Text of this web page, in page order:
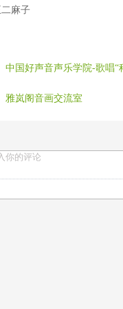
麻子
、咖啡
时报记者
报录像
中国好声音声乐学院-歌唱“
雅岚阁音画交流室